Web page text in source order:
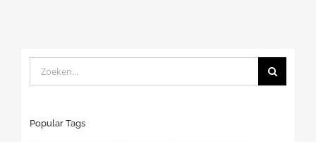
Zoeken
naar:
Popular Tags